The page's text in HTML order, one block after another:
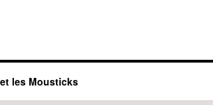
les Mousticks